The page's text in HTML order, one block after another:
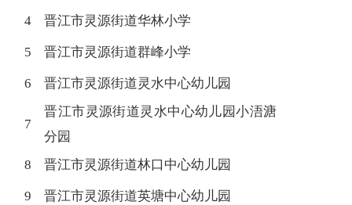
4 晋江市灵源街道华林小学
5 晋江市灵源街道群峰小学
6 晋江市灵源街道灵水中心幼儿园
7
晋江市灵源街道灵水中心幼儿园小浯溏
分园
8
晋江市灵源街道林口中心幼儿园
9 晋江市灵源街道英塘中心幼儿园